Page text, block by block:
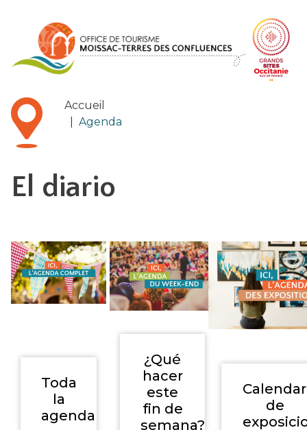
Accueil
Agenda
El diario
Toda
la
agenda
¿Qué
hacer
este
fin de
semana?
de